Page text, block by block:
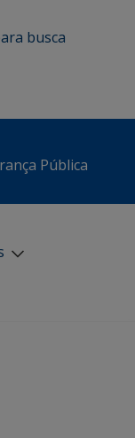
busca
Pública